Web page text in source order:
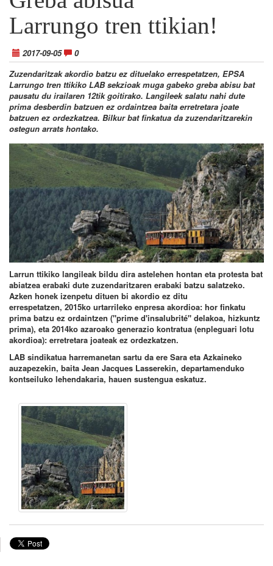
Larrungo tren ttikian!
2017-09-05
0
Zuzendaritzak akordio batzu ez dituelako errespetatzen, EPSA
Larrungo tren ttikiko LAB sekzioak muga gabeko greba abisu bat
pausatu du irailaren 12tik goitirako. Langileek salatu nahi dute
prima desberdin batzuen ez ordaintzea baita erretretara joate
batzuen ez ordezkatzea. Bilkur bat finkatua da zuzendaritzarekin
ostegun arrats hontako.
Larrun ttikiko langileak bildu dira astelehen hontan eta protesta bat
abiatzea erabaki dute zuzendaritzaren erabaki batzu salatzeko.
Azken honek izenpetu dituen bi akordio ez ditu
errespetatzen, 2015ko urtarrileko enpresa akordioa: hor finkatu
prima batzu ez ordaintzen ("prime d'insalubrité" delakoa, hizkuntz
prima), eta 2014ko azaroako generazio kontratua (enpleguari lotu
akordioa): erretretara joateak ez ordezkatzen.
LAB sindikatua harremanetan sartu da ere Sara eta Azkaineko
auzapezekin, baita Jean Jacques Lasserekin, departamenduko
kontseiluko lehendakaria, hauen sustengua eskatuz.